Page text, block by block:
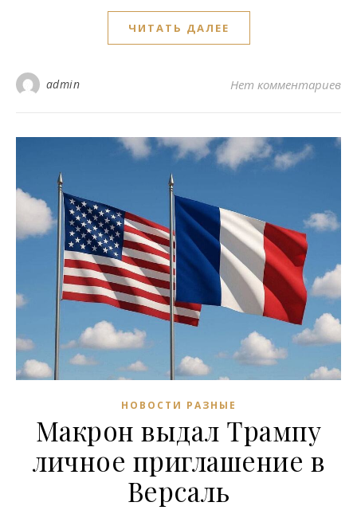
ЧИТАТЬ ДАЛЕЕ
admin Нет комментариев
НОВОСТИ РАЗНЫЕ
Макрон выдал Трампу
личное приглашение в
Версаль